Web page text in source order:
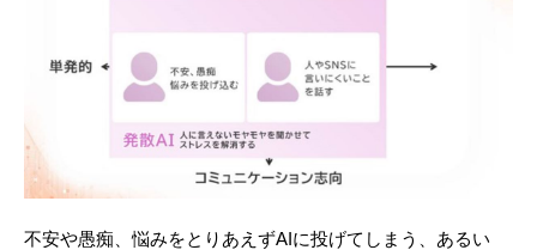
不安や愚痴、悩みをとりあえずAIに投げてしまう、あるい